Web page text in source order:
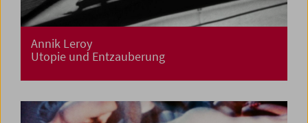
Annik Leroy
Utopie und Entzauberung